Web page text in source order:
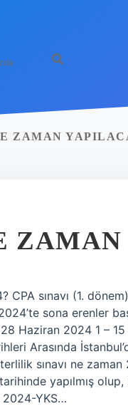
ZAMAN
ZAMAN
CPA sınavı (1.
sona erenler
Haziran 2024 1 –
​​Arasında
sınavı ne
yapılmış
2024-YKS…